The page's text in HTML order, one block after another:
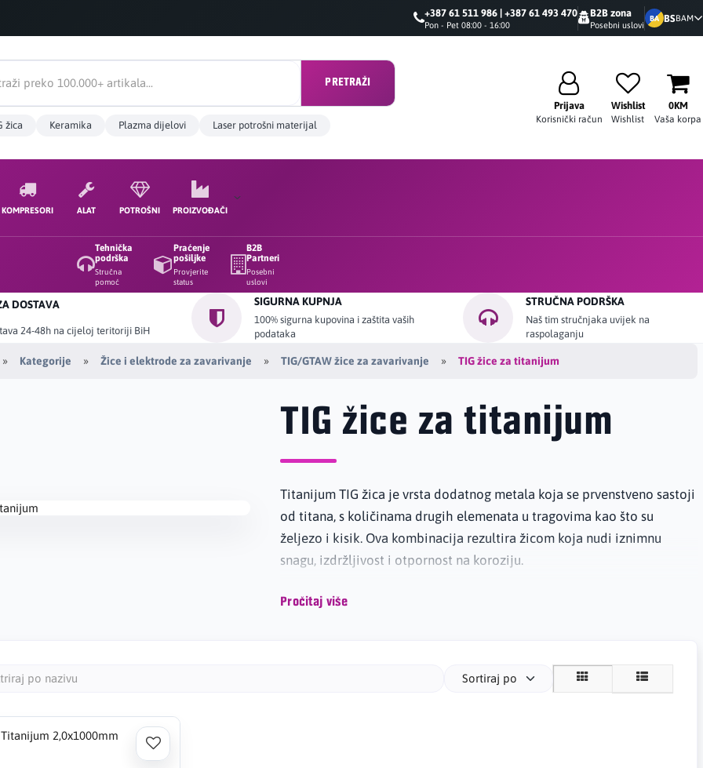
+387 61 511 986 | +387 61 493 470
Pon - Pet 08:00 - 16:00
B2B zona
Posebni uslovi
BA BSBAM
PRETRAŽI
žica Keramika Plazma dijelovi Laser potrošni materijal
Prijava
Korisnički račun
Wishlist
Wishlist
0KM
Vaša korpa
KOMPRESORI ALAT POTROŠNI PROIZVOĐAČI
Tehnička
podrška
Stručna
pomoć
Praćenje
pošiljke
Provjerite
status
B2B
Partneri
Posebni
uslovi
DOSTAVA
24-48h na cijeloj teritoriji BiH
SIGURNA KUPNJA
100% sigurna kupovina i zaštita vaših
podataka
STRUČNA PODRŠKA
Naš tim stručnjaka uvijek na
raspolaganju
Kategorije Žice i elektrode za zavarivanje TIG/GTAW žice za zavarivanje TIG žice za titanijum
TIG žice za titanijum
Titanijum TIG žica je vrsta dodatnog metala koja se prvenstveno sastoji
od titana, s količinama drugih elemenata u tragovima kao što su
željezo i kisik. Ova kombinacija rezultira žicom koja nudi iznimnu
snagu, izdržljivost i otpornost na koroziju.
Pročitaj više
Sortiraj po